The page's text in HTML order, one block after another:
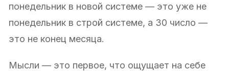
понедельник в новой системе — это уже не
понедельник в строй системе, а 30 число —
это не конец месяца.
Мысли — это первое, что ощущает на себе